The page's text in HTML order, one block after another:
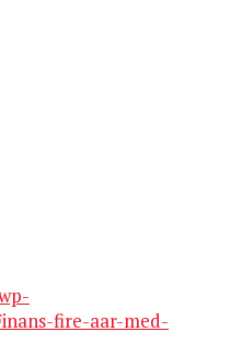
fire-aar-med-